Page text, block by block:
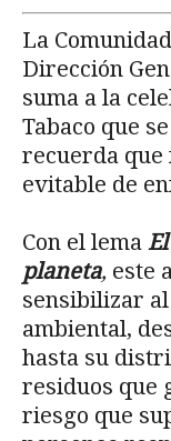
La
Dirección
suma a la
Tabaco que
recuerda que
evitable de
Con el lema
planeta, este
sensibilizar
ambiental,
hasta su
residuos que
riesgo que